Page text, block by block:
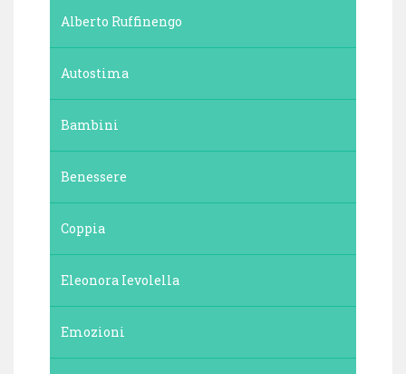
Alberto Ruffinengo
Autostima
Bambini
Benessere
Coppia
Eleonora Ievolella
Emozioni